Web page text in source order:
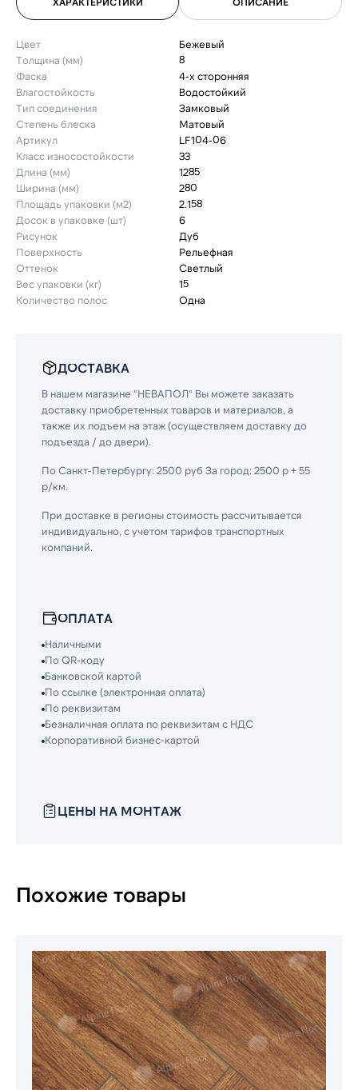
Цвет
Бежевый
Толщина (мм)
8
Фаска
4-х сторонняя
Влагостойкость
Водостойкий
Тип соединения
Замковый
Степень блеска
Матовый
Артикул
LF104-06
Класс износостойкости
33
Длина (мм)
1285
Ширина (мм)
280
Площадь упаковки (м2)
2.158
Досок в упаковке (шт)
6
Рисунок
Дуб
Поверхность
Рельефная
Оттенок
Светлый
Вес упаковки (кг)
15
Количество полос
Одна
ДОСТАВКА
В нашем магазине "НЕВАПОЛ" Вы можете заказать
доставку приобретенных товаров и материалов, а
также их подъем на этаж (осуществляем доставку до
подъезда / до двери).
По Санкт-Петербургу: 2500 руб За город: 2500 р + 55
р/км.
При доставке в регионы стоимость рассчитывается
индивидуально, с учетом тарифов транспортных
компаний.
ОПЛАТА
Наличными
По QR-коду
Банковской картой
По ссылке (электронная оплата)
По реквизитам
Безналичная оплата по реквизитам с НДС
Корпоративной бизнес-картой
ЦЕНЫ НА МОНТАЖ
Похожие товары